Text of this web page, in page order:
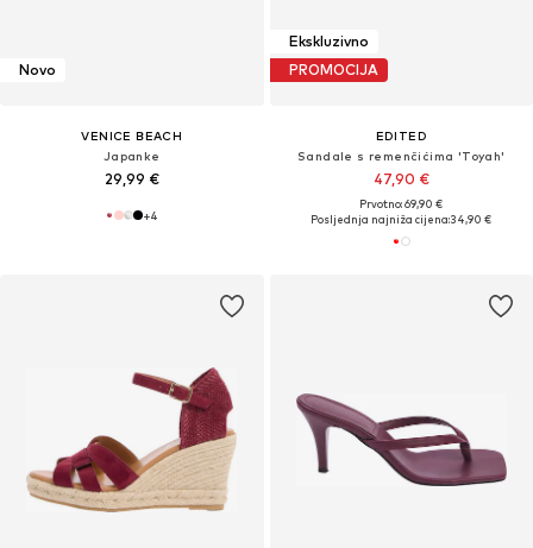
Novo
VENICE BEACH
Japanke
29,99 €
+4
Ekskluzivno
PROMOCIJA
EDITED
Sandale s remenčićima 'Toyah'
47,90 €
Prvotno: 69,90 €
Posljednja najniža cijena:34,90 €